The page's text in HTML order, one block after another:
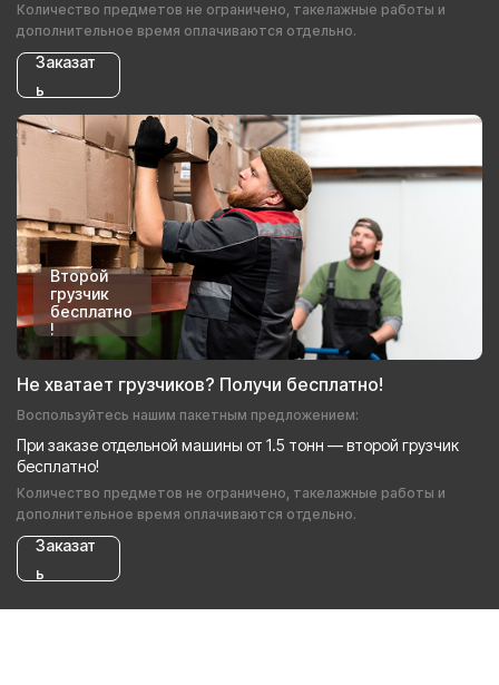
Количество предметов не ограничено, такелажные работы и
дополнительное время оплачиваются отдельно.
Заказат
ь
Второй
грузчик
бесплатно
!
Не хватает грузчиков? Получи бесплатно!
Воспользуйтесь нашим пакетным предложением:
При заказе отдельной машины от 1.5 тонн — второй грузчик
бесплатно!
Количество предметов не ограничено, такелажные работы и
дополнительное время оплачиваются отдельно.
Заказат
ь